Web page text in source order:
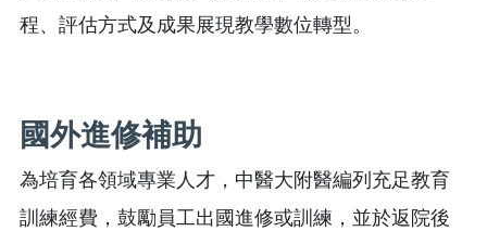
程、評估方式及成果展現教學數位轉型。
國外進修補助
為培育各領域專業人才，中醫大附醫編列充足教育
訓練經費，鼓勵員工出國進修或訓練，並於返院後